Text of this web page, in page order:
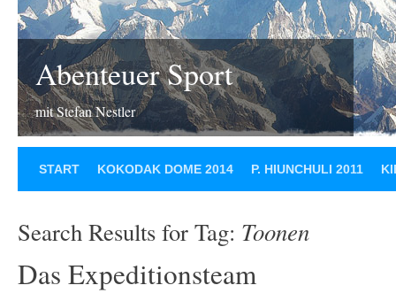
Abenteuer Sport
mit Stefan Nestler
START KOKODAK DOME 2014 P. HIUNCHULI 2011
Search Results for Tag: Toonen
Das Expeditionsteam